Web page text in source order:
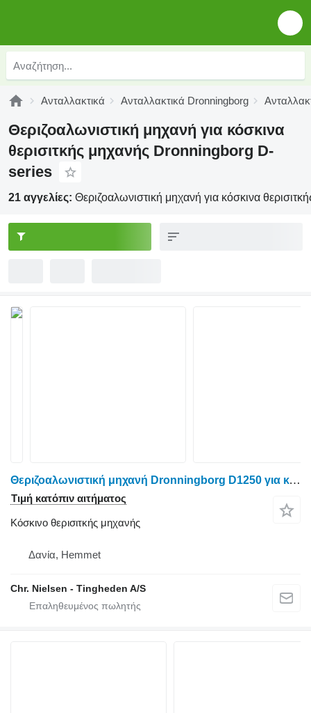
Ανταλλακτικά Ανταλλακτικά Dronningborg
Θεριζοαλωνιστική μηχανή για κόσκινα
θερισιτκής μηχανής Dronningborg D-
series
21 αγγελίες: Θεριζοαλωνιστική μηχανή για κόσκινα
Θεριζοαλωνιστική μηχανή Dronningborg D1250 για κόσκινο θερισιτκής μηχανής
Τιμή κατόπιν αιτήματος
Κόσκινο θερισιτκής μηχανής
Δανία, Hemmet
Chr. Nielsen - Tingheden A/S